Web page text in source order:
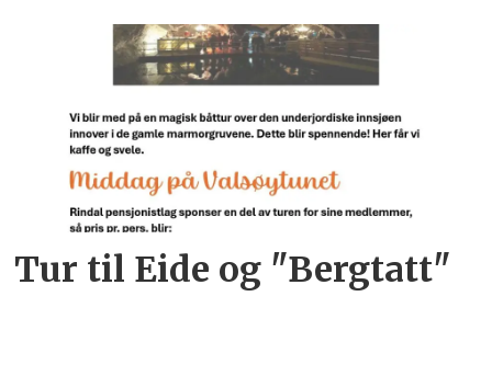
Tur til Eide og "Bergtatt"